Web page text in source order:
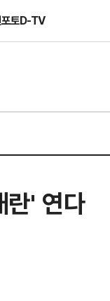
포토D-TV
란' 연다